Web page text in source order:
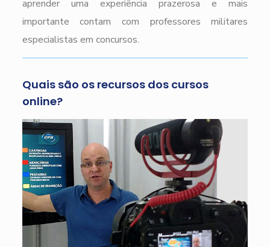
aprender uma experiência prazerosa e mais
importante contam com professores militares
especialistas em concursos.
Quais são os recursos dos cursos
online?